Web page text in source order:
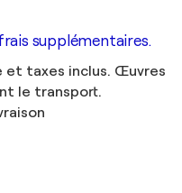
supplémentaires.
et taxes inclus. Œuvres
le transport.